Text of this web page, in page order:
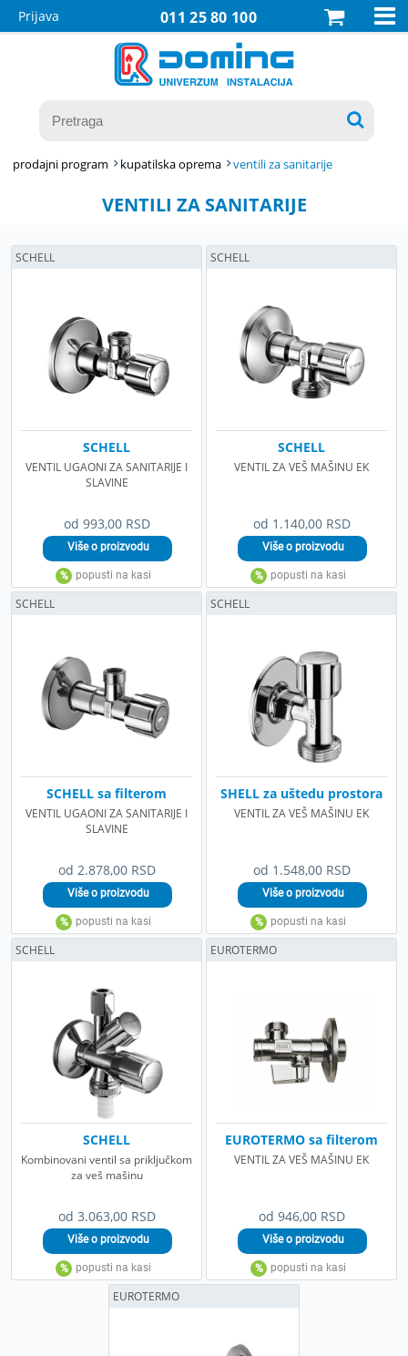
011 25 80 100
Prijava 

prodajni program kupatilska oprema ventili za sanitarije
VENTILI ZA SANITARIJE
od 993,00 RSD
SCHELL
VENTIL UGAONI ZA SANITARIJE I
SLAVINE
SCHELL
od 1.140,00 RSD
SCHELL
VENTIL ZA VEŠ MAŠINU EK
SCHELL
od 2.878,00 RSD
SCHELL sa filterom
VENTIL UGAONI ZA SANITARIJE I
SLAVINE
SCHELL
od 1.548,00 RSD
SHELL za uštedu prostora
VENTIL ZA VEŠ MAŠINU EK
SCHELL
od 3.063,00 RSD
SCHELL
Kombinovani ventil sa priključkom
za veš mašinu
SCHELL
od 946,00 RSD
EUROTERMO sa filterom
VENTIL ZA VEŠ MAŠINU EK
EUROTERMO
EUROTERMO